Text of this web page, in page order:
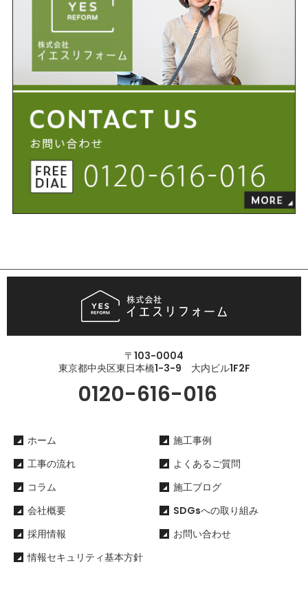
〒103-0004
東京都中央区東日本橋1-3-9 大内ビル1F2F
0120-616-016
ホーム
施工事例
工事の流れ
よくあるご質問
コラム
施工ブログ
会社概要
SDGsへの取り組み
採用情報
お問い合わせ
情報セキュリティ基本方針